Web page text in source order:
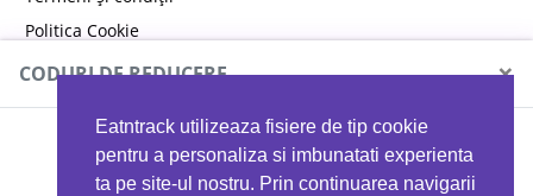
Eatntrack utilizeaza fisiere de tip cookie
pentru a personaliza si imbunatati experienta
ta pe site-ul nostru. Prin continuarea navigarii
Politica Cookie
Politica de confidențialitate
CODURI DE REDUCERE ×
MYPROTEIN